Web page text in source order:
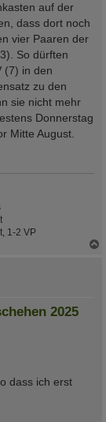
auf der
dass dort noch
vier Paaren der
So dürften
(7) in den
zu den
sie nicht mehr
Donnerstag
Mitte August.
1-2 VP
2025
dass ich erst